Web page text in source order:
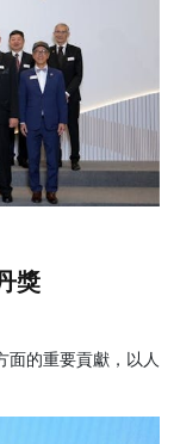
獎
面的重要貢獻，以人